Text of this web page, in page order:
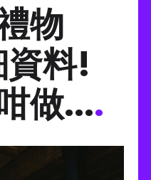
物
料!
做....